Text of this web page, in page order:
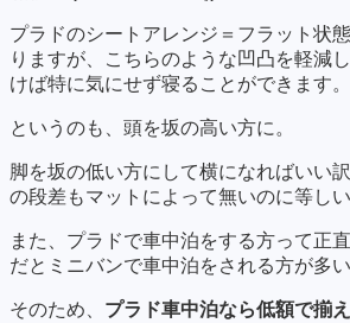
プラドのシートアレンジ＝フラット状
りますが、こちらのような凹凸を軽減
けば特に気にせず寝ることができます。
というのも、頭を坂の高い方に。
脚を坂の低い方にして横になればいい
の段差もマットによって無いのに等し
また、プラドで車中泊をする方って正
だとミニバンで車中泊をされる方が多い
そのため、 プラド車中泊なら低額で揃